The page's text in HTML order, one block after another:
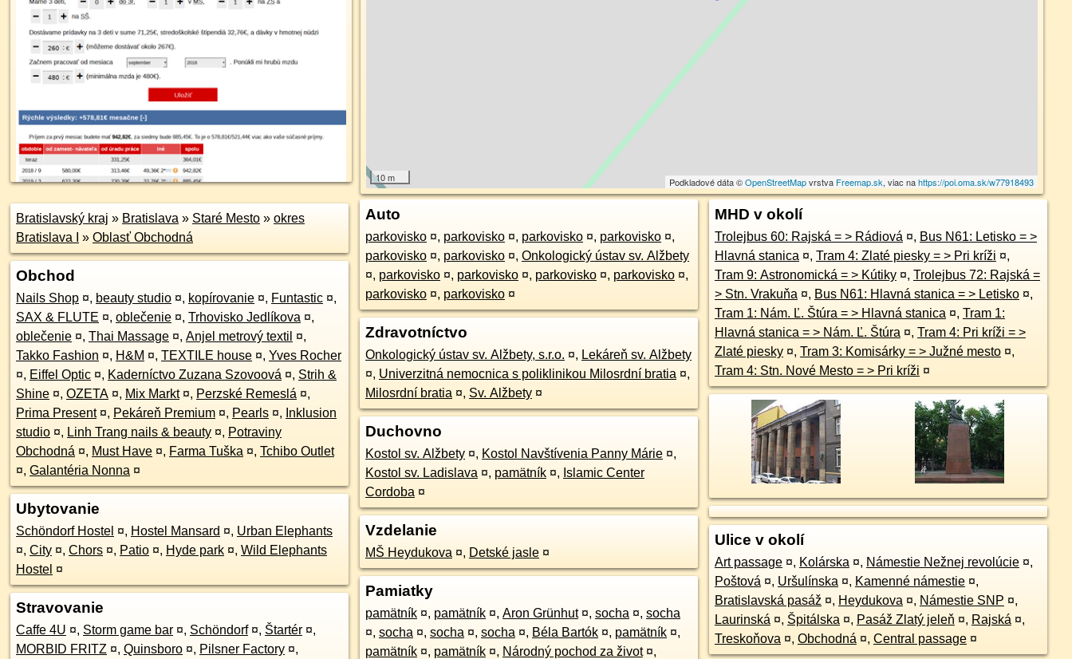
10 m Podkladové dáta ©OpenStreetMapvrstva Freemap.sk, viac nahttps://poi.oma.sk/w77918493
Bratislavský kraj » Bratislava » Staré Mesto » okres
Bratislava I
» Oblasť Obchodná
Obchod
Nails Shop ¤, beauty studio ¤, kopírovanie ¤, Funtastic ¤,
SAX & FLUTE ¤, oblečenie ¤, Trhovisko Jedlíkova ¤,
oblečenie ¤, Thai Massage ¤, Anjel metrový textil ¤,
Takko Fashion ¤, H&M ¤, TEXTILE house ¤, Yves Rocher
¤, Eiffel Optic ¤, Kaderníctvo Zuzana Szovoová ¤, Strih &
Shine ¤, OZETA ¤, Mix Markt ¤, Perzské Remeslá ¤,
Prima Present ¤, Pekáreň Premium ¤, Pearls ¤, Inklusion
studio ¤, Linh Trang nails & beauty ¤, Potraviny
Obchodná ¤, Must Have ¤, Farma Tuška ¤, Tchibo Outlet
¤, Galantéria Nonna ¤
Ubytovanie
Schöndorf Hostel ¤, Hostel Mansard ¤, Urban Elephants
¤, City ¤, Chors ¤, Patio ¤, Hyde park ¤, Wild Elephants
Hostel ¤
Stravovanie
Caffe 4U ¤, Storm game bar ¤, Schöndorf ¤, Štartér ¤,
MORBID FRITZ ¤, Quinsboro ¤, Pilsner Factory ¤,
Auto
parkovisko ¤, parkovisko ¤, parkovisko ¤, parkovisko ¤,
parkovisko ¤, parkovisko ¤, Onkologický ústav sv. Alžbety
¤, parkovisko ¤, parkovisko ¤, parkovisko ¤, parkovisko ¤,
parkovisko ¤, parkovisko ¤
Zdravotníctvo
Onkologický ústav sv. Alžbety, s.r.o. ¤, Lekáreň sv. Alžbety
¤, Univerzitná nemocnica s poliklinikou Milosrdní bratia ¤,
Milosrdní bratia ¤, Sv. Alžbety ¤
Duchovno
Kostol sv. Alžbety ¤, Kostol Navštívenia Panny Márie ¤,
Kostol sv. Ladislava ¤, pamätník ¤, Islamic Center
Cordoba ¤
Vzdelanie
MŠ Heydukova ¤, Detské jasle ¤
Pamiatky
pamätník ¤, pamätník ¤, Aron Grünhut ¤, socha ¤, socha
¤, socha ¤, socha ¤, socha ¤, Béla Bartók ¤, pamätník ¤,
pamätník ¤, pamätník ¤, Národný pochod za život ¤,
MHD v okolí
Trolejbus 60: Rajská = > Rádiová ¤, Bus N61: Letisko = >
Hlavná stanica ¤, Tram 4: Zlaté piesky = > Pri kríži ¤,
Tram 9: Astronomická = > Kútiky ¤, Trolejbus 72: Rajská =
> Stn. Vrakuňa ¤, Bus N61: Hlavná stanica = > Letisko ¤,
Tram 1: Nám. Ľ. Štúra = > Hlavná stanica ¤, Tram 1:
Hlavná stanica = > Nám. Ľ. Štúra ¤, Tram 4: Pri kríži = >
Zlaté piesky ¤, Tram 3: Komisárky = > Južné mesto ¤,
Tram 4: Stn. Nové Mesto = > Pri kríži ¤
Ulice v okolí
Art passage ¤, Kolárska ¤, Námestie Nežnej revolúcie ¤,
Poštová ¤, Uršulínska ¤, Kamenné námestie ¤,
Bratislavská pasáž ¤, Heydukova ¤, Námestie SNP ¤,
Laurinská ¤, Špitálska ¤, Pasáž Zlatý jeleň ¤, Rajská ¤,
Treskoňova ¤, Obchodná ¤, Central passage ¤